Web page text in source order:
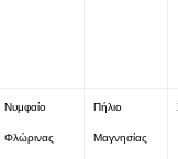
Νυμφαίο
Φλώρινας
Πήλιο
Μαγνησίας